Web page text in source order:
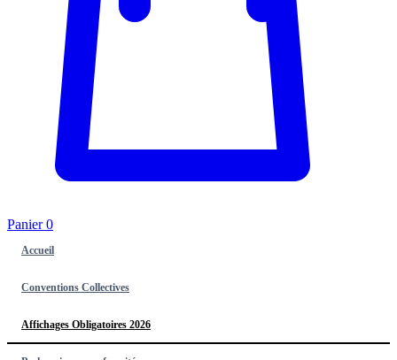
Panier0
Accueil
Conventions Collectives
Affichages Obligatoires 2026